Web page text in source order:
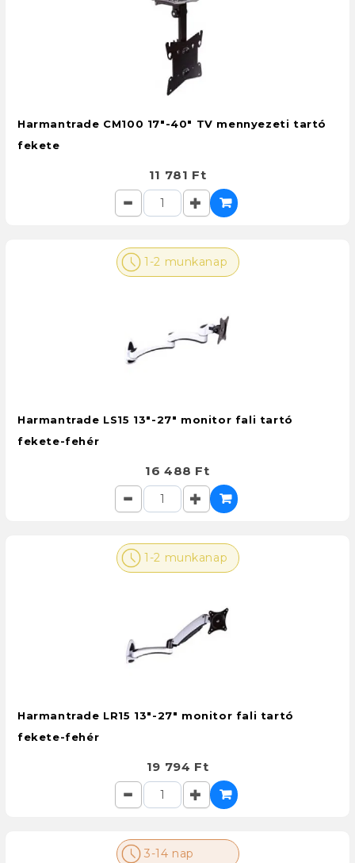
Harmantrade CM100 17"-40" TV mennyezeti tartó
fekete
11 781 Ft
1-2 munkanap
Harmantrade LS15 13"-27" monitor fali tartó
fekete-fehér
16 488 Ft
1-2 munkanap
Harmantrade LR15 13"-27" monitor fali tartó
fekete-fehér
19 794 Ft
3-14 nap